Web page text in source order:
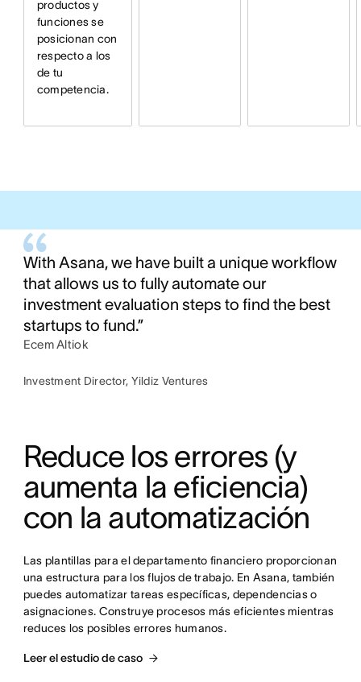
productos y
funciones se
posicionan con
respecto a los
de tu
competencia.
With Asana, we have built a unique workflow
that allows us to fully automate our
investment evaluation steps to find the best
startups to fund.”
Ecem Altiok
Investment Director, Yildiz Ventures
Reduce los errores (y
aumenta la eficiencia)
con la automatización
Las plantillas para el departamento financiero proporcionan
una estructura para los flujos de trabajo. En Asana, también
puedes automatizar tareas específicas, dependencias o
asignaciones. Construye procesos más eficientes mientras
reduces los posibles errores humanos.
Leer el estudio de caso